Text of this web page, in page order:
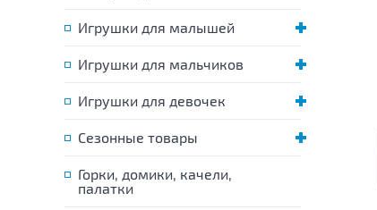
Игрушки для малышей
Игрушки для мальчиков
Игрушки для девочек
Сезонные товары
Горки, домики, качели,
палатки